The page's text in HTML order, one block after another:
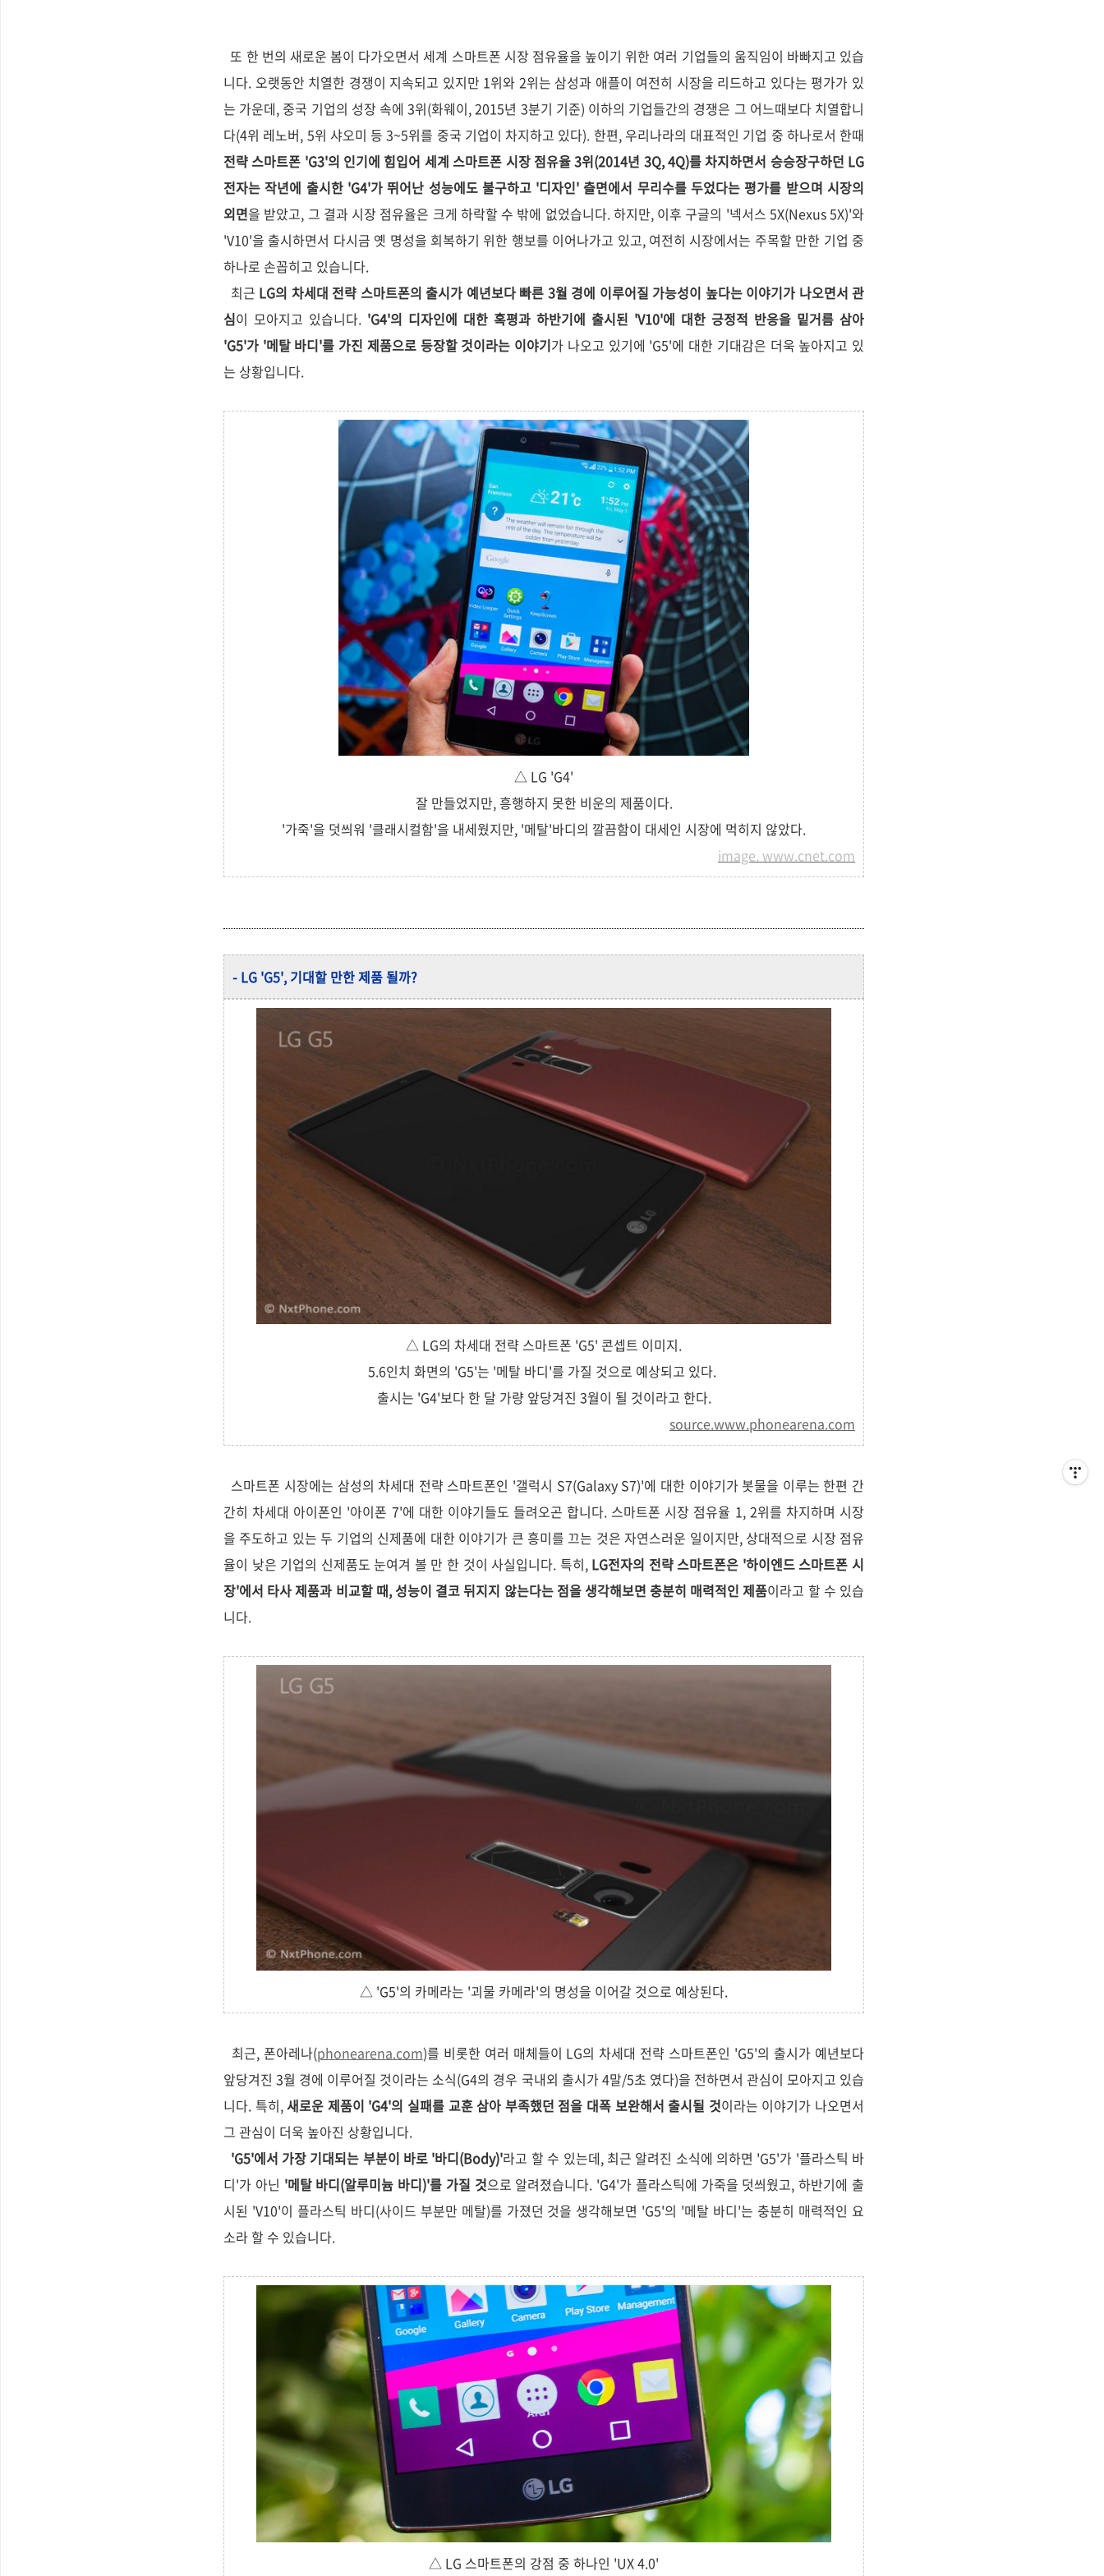
또 한 번의 새로운 봄이 다가오면서 세계 스마트폰 시장 점유율을 높이기 위한 여러 기업들의 움직임이 바빠지고 있습
니다. 오랫동안 치열한 경쟁이 지속되고 있지만 1위와 2위는 삼성과 애플이 여전히 시장을 리드하고 있다는 평가가 있
는 가운데, 중국 기업의 성장 속에 3위(화웨이, 2015년 3분기 기준) 이하의 기업들간의 경쟁은 그 어느때보다 치열합니
다(4위 레노버, 5위 샤오미 등 3~5위를 중국 기업이 차지하고 있다). 한편, 우리나라의 대표적인 기업 중 하나로서 한때
전략 스마트폰 'G3'의 인기에 힘입어 세계 스마트폰 시장 점유율 3위(2014년 3Q, 4Q)를 차지하면서 승승장구하던 LG
전자는 작년에 출시한 'G4'가 뛰어난 성능에도 불구하고 '디자인' 츨면에서 무리수를 두었다는 평가를 받으며 시장의
외면을 받았고, 그 결과 시장 점유율은 크게 하락할 수 밖에 없었습니다. 하지만, 이후 구글의 '넥서스 5X(Nexus 5X)'와
'V10'을 출시하면서 다시금 옛 명성을 회복하기 위한 행보를 이어나가고 있고, 여전히 시장에서는 주목할 만한 기업 중
하나로 손꼽히고 있습니다.
최근 LG의 차세대 전략 스마트폰의 출시가 예년보다 빠른 3월 경에 이루어질 가능성이 높다는 이야기가 나오면서 관
심이 모아지고 있습니다. 'G4'의 디자인에 대한 혹평과 하반기에 출시된 'V10'에 대한 긍정적 반응을 밑거름 삼아
'G5'가 '메탈 바디'를 가진 제품으로 등장할 것이라는 이야기가 나오고 있기에 'G5'에 대한 기대감은 더욱 높아지고 있
는 상황입니다.
△ LG 'G4'
잘 만들었지만, 흥행하지 못한 비운의 제품이다.
'가죽'을 덧씌워 '클래시컬함'을 내세웠지만, '메탈'바디의 깔끔함이 대세인 시장에 먹히지 않았다.
image. www.cnet.com
- LG 'G5', 기대할 만한 제품 될까?
△ LG의 차세대 전략 스마트폰 'G5' 콘셉트 이미지.
5.6인치 화면의 'G5'는 '메탈 바디'를 가질 것으로 예상되고 있다.
출시는 'G4'보다 한 달 가량 앞당겨진 3월이 될 것이라고 한다.
source.www.phonearena.com
스마트폰 시장에는 삼성의 차세대 전략 스마트폰인 '갤럭시 S7(Galaxy S7)'에 대한 이야기가 봇물을 이루는 한편 간
간히 차세대 아이폰인 '아이폰 7'에 대한 이야기들도 들려오곤 합니다. 스마트폰 시장 점유율 1, 2위를 차지하며 시장
을 주도하고 있는 두 기업의 신제품에 대한 이야기가 큰 흥미를 끄는 것은 자연스러운 일이지만, 상대적으로 시장 점유
율이 낮은 기업의 신제품도 눈여겨 볼 만 한 것이 사실입니다. 특히,LG전자의 전략 스마트폰은 '하이엔드 스마트폰 시
장'에서 타사 제품과 비교할 때, 성능이 결코 뒤지지 않는다는 점을 생각해보면 충분히 매력적인 제품이라고 할 수 있습
니다.
△ 'G5'의 카메라는 '괴물 카메라'의 명성을 이어갈 것으로 예상된다.
최근, 폰아레나(phonearena.com)를 비롯한 여러 매체들이 LG의 차세대 전략 스마트폰인 'G5'의 출시가 예년보다
앞당겨진 3월 경에 이루어질 것이라는 소식(G4의 경우 국내외 출시가 4말/5초 였다)을 전하면서 관심이 모아지고 있습
니다. 특히,새로운 제품이 'G4'의 실패를 교훈 삼아 부족했던 점을 대폭 보완해서 출시될 것이라는 이야기가 나오면서
그 관심이 더욱 높아진 상황입니다.
'G5'에서 가장 기대되는 부분이 바로 '바디(Body)'라고 할 수 있는데, 최근 알려진 소식에 의하면 'G5'가 '플라스틱 바
디'가 아닌 '메탈 바디(알루미늄 바디)'를 가질 것으로 알려졌습니다. 'G4'가 플라스틱에 가죽을 덧씌웠고, 하반기에 출
시된 'V10'이 플라스틱 바디(사이드 부분만 메탈)를 가졌던 것을 생각해보면 'G5'의 '메탈 바디'는 충분히 매력적인 요
소라 할 수 있습니다.
△ LG 스마트폰의 강점 중 하나인 'UX 4.0'